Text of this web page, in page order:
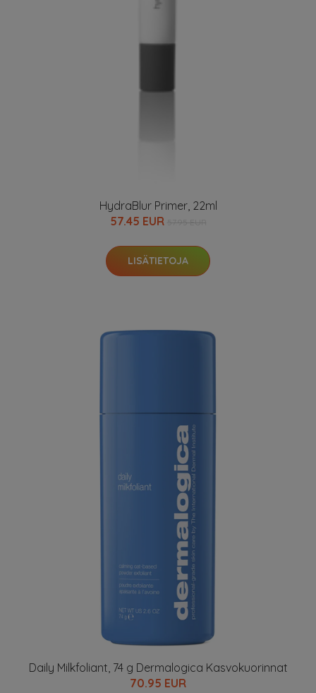
HydraBlur Primer, 22ml
57.45 EUR
LISÄTIETOJA
Daily Milkfoliant, 74 g Dermalogica Kasvokuorinnat
70.95 EUR